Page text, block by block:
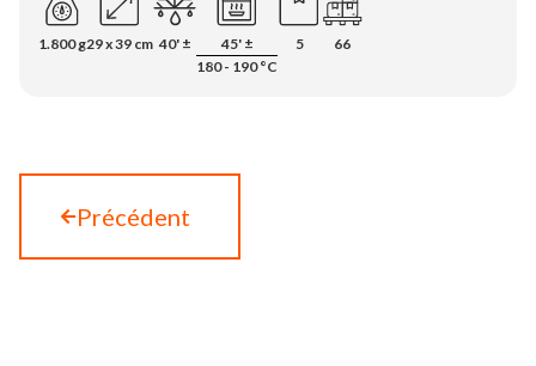
1.800 g29 x 39 cm 40' ±
45' ±
180 - 190 °C
5 66
Précédent